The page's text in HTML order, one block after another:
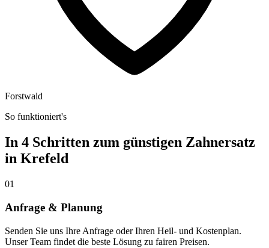
Forstwald
So funktioniert's
In 4 Schritten zum günstigen Zahnersatz
in Krefeld
01
Anfrage & Planung
Senden Sie uns Ihre Anfrage oder Ihren Heil- und Kostenplan.
Unser Team findet die beste Lösung zu fairen Preisen.